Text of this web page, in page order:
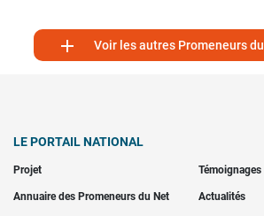
 Voir les autres Promeneurs
LE PORTAIL NATIONAL
Projet Témoignages
Annuaire des Promeneurs du Net Actualités